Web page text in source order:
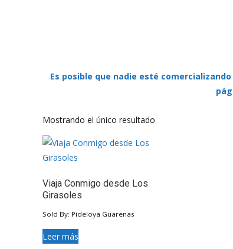
Es posible que nadie esté
Mostrando el único resultado
Viaja Conmigo desde Los
Girasoles
Sold By: Pideloya Guarenas
Leer más